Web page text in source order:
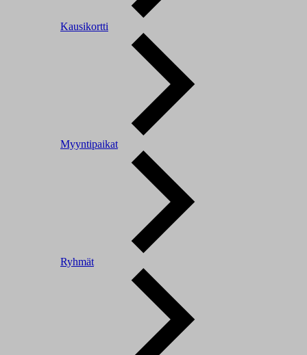
Kausikortti
Myyntipaikat
Ryhmät